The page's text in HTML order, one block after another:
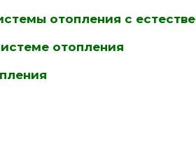
отопления с
отопления